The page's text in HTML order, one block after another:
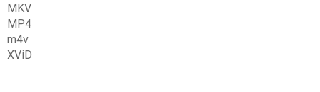
MKV
MP4
m4v
XViD